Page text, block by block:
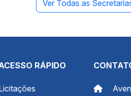
Ver Todas as
RÁPIDO